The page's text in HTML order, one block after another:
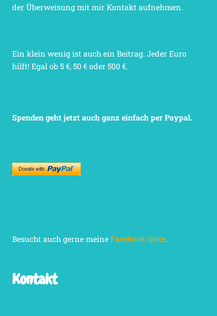
der Überweisung mit mir Kontakt aufnehmen.
Ein klein wenig ist auch ein Beitrag. Jeder Euro
hilft! Egal ob 5 €, 50 € oder 500 €.
Spenden geht jetzt auch ganz einfach per Paypal.
Besucht auch gerne meineFacebook-Seite.
Kontakt